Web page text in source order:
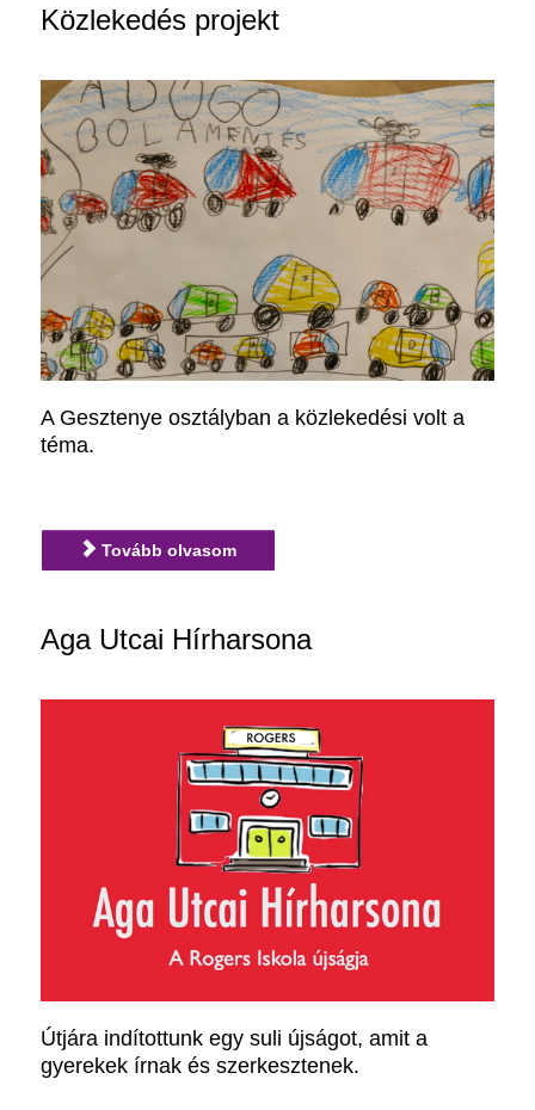
Közlekedés projekt
A Gesztenye osztályban a közlekedési volt a
téma.
Tovább olvasom
Aga Utcai Hírharsona
Útjára indítottunk egy suli újságot, amit a
gyerekek írnak és szerkesztenek.